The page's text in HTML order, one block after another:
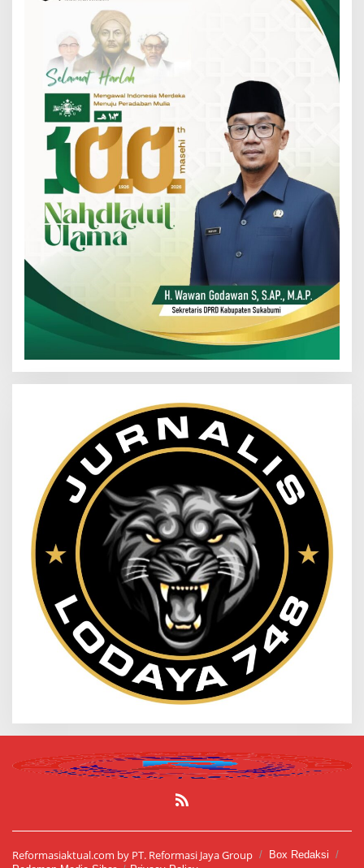
Reformasiaktual.com by PT. Reformasi Jaya Group
Box Redaksi